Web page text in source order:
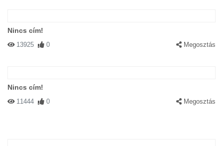
Nincs cím!
13925 0 Megosztás
Nincs cím!
11444 0 Megosztás